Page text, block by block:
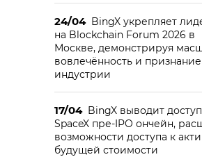
24/04 BingX укрепляет
на Blockchain Forum 2026 в
Москве, демонстрируя
вовлечённость и признание
индустрии
17/04 BingX выводит
SpaceX пре-IPO ончейн,
возможности доступа к
будущей стоимости